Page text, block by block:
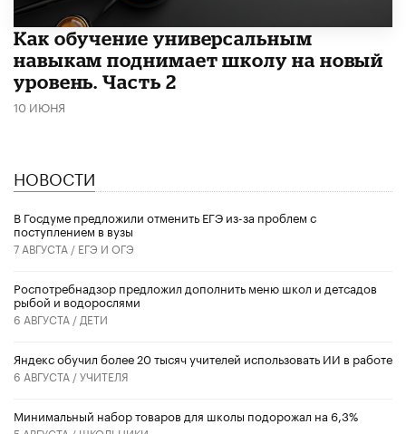
​Как обучение универсальным
навыкам поднимает школу на новый
уровень. Часть 2
10 ИЮНЯ
НОВОСТИ
В Госдуме предложили отменить ЕГЭ из-за проблем с
поступлением в вузы
7 АВГУСТА / ЕГЭ И ОГЭ
Роспотребнадзор предложил дополнить меню школ и детсадов
рыбой и водорослями
6 АВГУСТА / ДЕТИ
​Яндекс обучил более 20 тысяч учителей использовать ИИ в работе
6 АВГУСТА /УЧИТЕЛЯ
Минимальный набор товаров для школы подорожал на 6,3%